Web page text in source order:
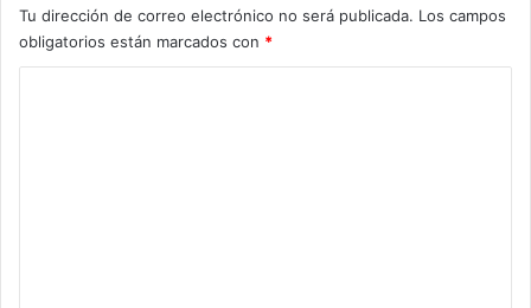
Tu dirección de correo electrónico no será publicada. Los campos
obligatorios están marcados con *